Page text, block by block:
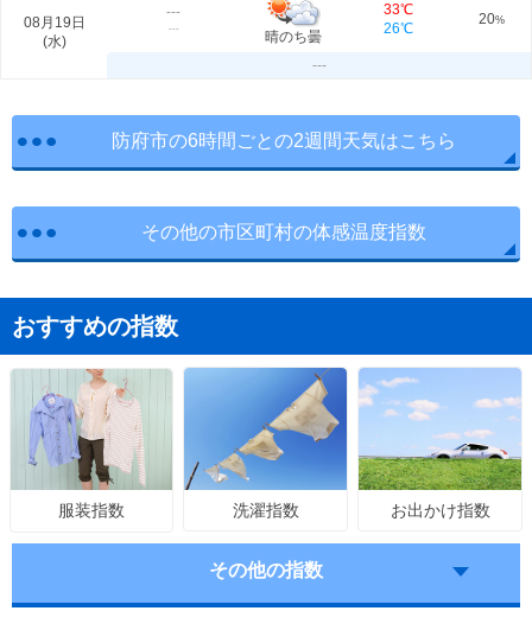
08月19日
(水)
---
---
晴のち曇
33℃
26℃
20%
---
防府市の6時間ごとの2週間天気はこちら
その他の市区町村の体感温度指数
おすすめの指数
服装指数 洗濯指数 お出かけ指数
その他の指数